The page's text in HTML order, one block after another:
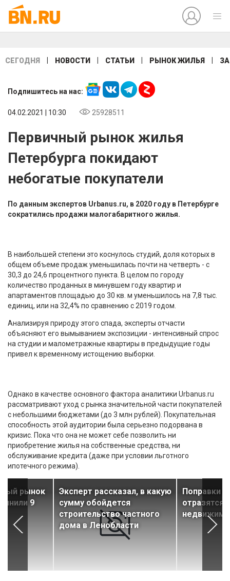
СЕГОДНЯ НОВОСТИ СТАТЬИ РЫНОК ЖИЛЬЯ
Подпишитесь на нас:
04.02.2021 | 10:30 25928511
Первичный рынок жилья
Петербурга покидают
небогатые покупатели
По данным экспертов Urbanus.ru, в 2020 году в Петербурге
сократились продажи малогабаритного жилья.
В наибольшей степени это коснулось студий, доля которых в
общем объеме продаж уменьшилась почти на четверть - с
30,3 до 24,6 процентного пункта. В целом по городу
количество проданных в минувшем году квартир и
апартаментов площадью до 30 кв. м уменьшилось на 7,8 тыс.
единиц, или на 32,4% по сравнению с 2019 годом.
Анализируя природу этого спада, эксперты отчасти
объясняют его вымыванием экспозиции - интенсивный спрос
на студии и малометражные квартиры в предыдущие годы
привел к временному истощению выборки.
Однако в качестве основного фактора аналитики Urbanus.ru
рассматривают уход с рынка значительной части покупателей
с небольшими бюджетами (до 3 млн рублей). Покупательная
способность этой аудитории была серьезно подорвана в
кризис. Пока что она не может себе позволить ни
приобретение жилья на собственные средства, ни
обслуживание кредита (даже при условии льготного
ипотечного режима).
рынок
9
Эксперт рассказал, в какую
сумму обойдется
строительство частного
дома в Ленобласти
Поправки
отразятся